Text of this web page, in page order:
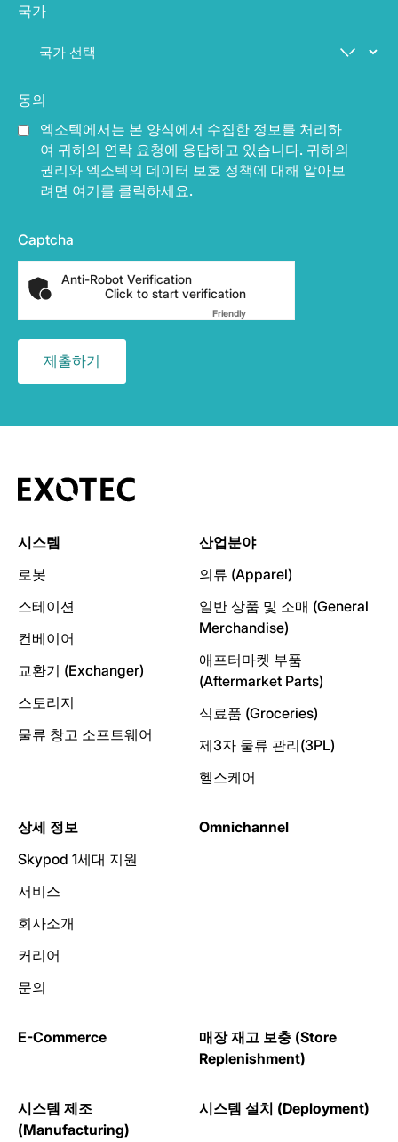
국가
동의
엑소텍에서는 본 양식에서 수집한 정보를 처리하
여 귀하의 연락 요청에 응답하고 있습니다. 귀하의
권리와 엑소텍의 데이터 보호 정책에 대해 알아보
려면 여기를 클릭하세요.
Captcha
Anti-Robot Verification
Click to start verification
FriendlyCaptcha ⇗
시스템
로봇
스테이션
컨베이어
교환기 (Exchanger)
스토리지
물류 창고 소프트웨어
산업분야
의류 (Apparel)
일반 상품 및 소매 (General
Merchandise)
애프터마켓 부품
(Aftermarket Parts)
식료품 (Groceries)
제3자 물류 관리(3PL)
헬스케어
상세 정보
Skypod 1세대 지원
서비스
회사소개
커리어
문의
Omnichannel
E-Commerce
매장 재고 보충 (Store
Replenishment)
시스템 제조
(Manufacturing)
시스템 설치 (Deployment)